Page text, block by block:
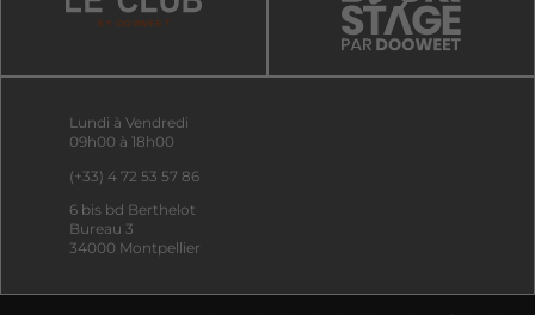
Lundi à Vendredi
09h00 à 18h00
(+33) 4 72 53 57 86
6 bis bd Berthelot
Bureau 3
34000 Montpellier